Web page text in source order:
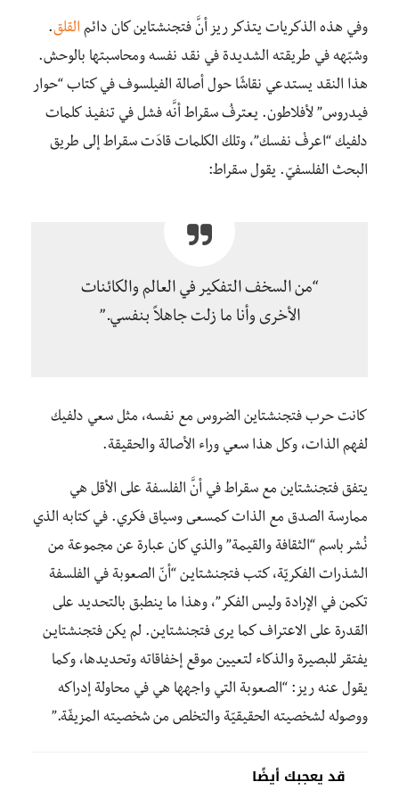
وفي هذه الذكريات يتذكر ريز أنَّ فتجنشتاين كان دائم القلق.
وشبّهه في طريقته الشديدة في نقد نفسه ومحاسبتها بالوحش.
هذا النقد يستدعي نقاشًا حول أصالة الفيلسوف في كتاب “حوار
فيدروس” لأفلاطون. يعترفُ سقراط أنَّه فشل في تنفيذ كلمات
دلفيك “اعرفْ نفسك”، وتلك الكلمات قادَت سقراط إلى طريق
البحث الفلسفيّ. يقول سقراط:
“من السخف التفكير في العالم والكائنات
الأخرى وأنا ما زلت جاهلاً بنفسي.”
كانت حرب فتجنشتاين الضروس مع نفسه، مثل سعي دلفيك
لفهم الذات، وكل هذا سعي وراء الأصالة والحقيقة.
يتفق فتجنشتاين مع سقراط في أنَّ الفلسفة على الأقل هي
ممارسة الصدق مع الذات كمسعى وسياق فكري. في كتابه الذي
نُشر باسم “الثقافة والقيمة” والذي كان عبارة عن مجموعة من
الشذرات الفكريّة، كتب فتجنشتايـن “أنّ الصعوبة في الفلسفة
تكمن في الإرادة وليس الفكر”، وهذا ما ينطبق بالتحديد على
القدرة على الاعتراف كما يرى فتجنشتايـن. لم يكن فتجنشتايـن
يفتقر للبصيرة والذكاء لتعيين موقع إخفاقاته وتحديدها، وكما
يقول عنه ريز: “الصعوبة التي واجهها هي في محاولة إدراكه
ووصوله لشخصيته الحقيقيّة والتخلص من شخصيته المزيفّة.”
قد يعجبك أيضًا